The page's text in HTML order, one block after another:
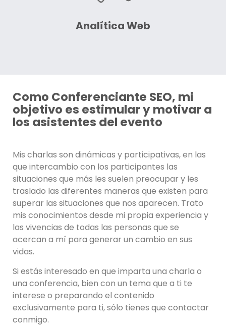
Analítica Web
Como Conferenciante SEO, mi
objetivo es estimular y motivar a
los asistentes del evento
Mis charlas son dinámicas y participativas, en las
que intercambio con los participantes las
situaciones que más les suelen preocupar y les
traslado las diferentes maneras que existen para
superar las situaciones que nos aparecen. Trato
mis conocimientos desde mi propia experiencia y
las vivencias de todas las personas que se
acercan a mí para generar un cambio en sus
vidas.
Si estás interesado en que imparta una charla o
una conferencia, bien con un tema que a ti te
interese o preparando el contenido
exclusivamente para ti, sólo tienes que contactar
conmigo.